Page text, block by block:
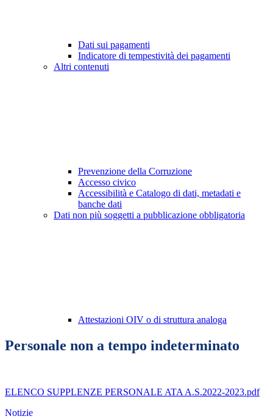
Dati sui pagamenti
Indicatore di tempestività dei pagamenti
Altri contenuti
Prevenzione della Corruzione
Accesso civico
Accessibilità e Catalogo di dati, metadati e
banche dati
Dati non più soggetti a pubblicazione obbligatoria
Attestazioni OIV o di struttura analoga
Personale non a tempo indeterminato
ELENCO SUPPLENZE PERSONALE ATA A.S.2022-2023.pdf
Notizie